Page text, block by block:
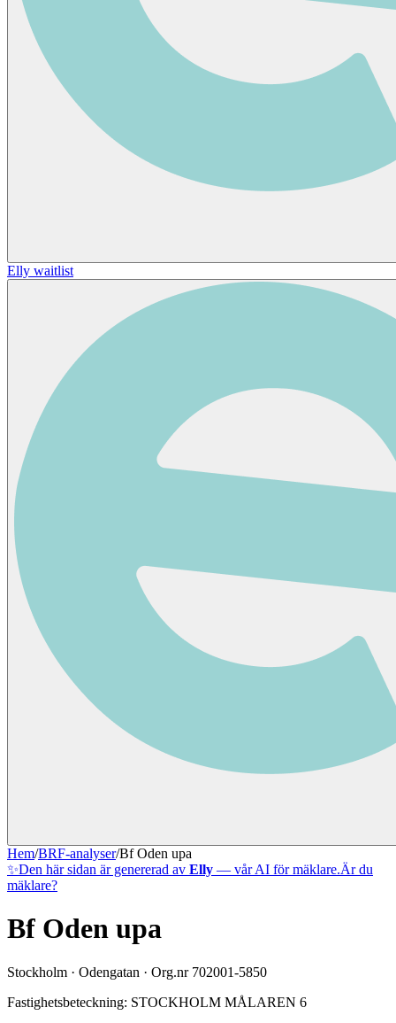
Elly waitlist
Hem/BRF-analyser/Bf Oden upa
✨Den här sidan är genererad av Elly — vår AI för mäklare.Är du
mäklare?
Bf Oden upa
Stockholm · Odengatan · Org.nr 702001-5850
Fastighetsbeteckning: STOCKHOLM MÅLAREN 6